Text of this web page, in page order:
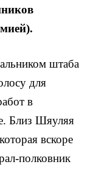
штаба
для
в
Близ Шяуляя
вскоре
полковник